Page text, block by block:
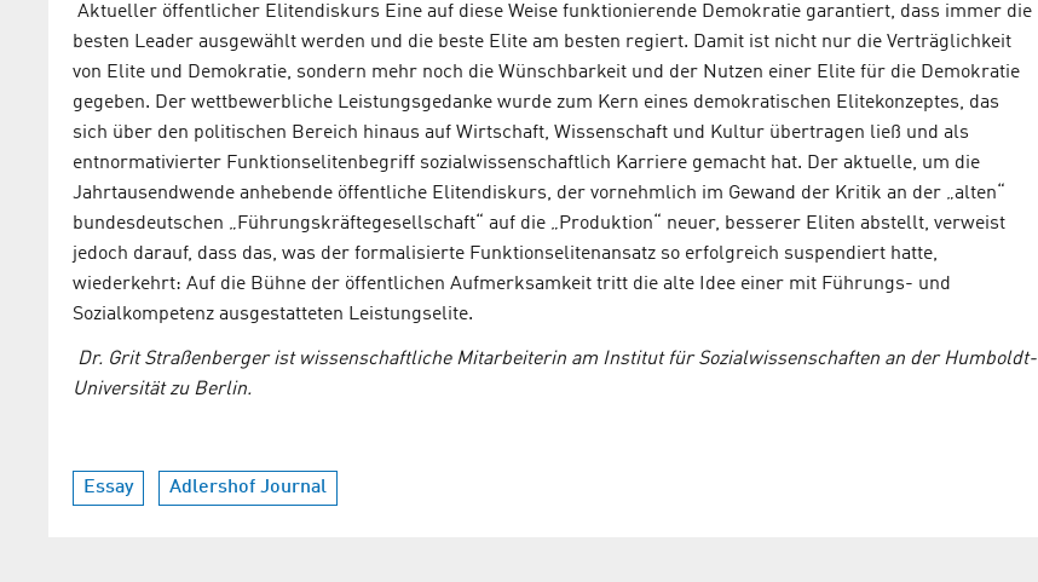
Aktueller öffentlicher Elitendiskurs Eine auf diese Weise funktionierende Demokratie garantiert, dass immer die
besten Leader ausgewählt werden und die beste Elite am besten regiert. Damit ist nicht nur die Verträglichkeit
von Elite und Demokratie, sondern mehr noch die Wünschbarkeit und der Nutzen einer Elite für die Demokratie
gegeben. Der wettbewerbliche Leistungsgedanke wurde zum Kern eines demokratischen Elitekonzeptes, das
sich über den politischen Bereich hinaus auf Wirtschaft, Wissenschaft und Kultur übertragen ließ und als
entnormativierter Funktionselitenbegriff sozialwissenschaftlich Karriere gemacht hat. Der aktuelle, um die
Jahrtausendwende anhebende öffentliche Elitendiskurs, der vornehmlich im Gewand der Kritik an der „alten“
bundesdeutschen „Führungskräftegesellschaft“ auf die „Produktion“ neuer, besserer Eliten abstellt, verweist
jedoch darauf, dass das, was der formalisierte Funktionselitenansatz so erfolgreich suspendiert hatte,
wiederkehrt: Auf die Bühne der öffentlichen Aufmerksamkeit tritt die alte Idee einer mit Führungs- und
Sozialkompetenz ausgestatteten Leistungselite.
Dr. Grit Straßenberger ist wissenschaftliche Mitarbeiterin am Institut für Sozialwissenschaften an der Humboldt-
Universität zu Berlin.
Essay Adlershof Journal